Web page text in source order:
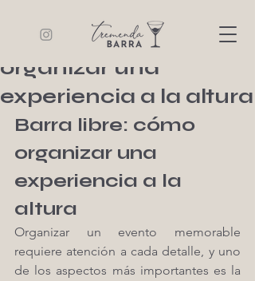
Barra libre: cómo
organizar una
experiencia a la altura
Barra libre: cómo
organizar una
experiencia a la
altura
Organizar un evento memorable
requiere atención a cada detalle, y uno
de los aspectos más importantes es la